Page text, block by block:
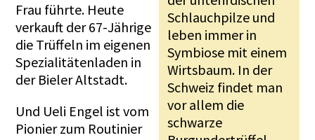
Schlauchpilze und
leben immer in
Symbiose mit einem
Wirtsbaum. In der
Schweiz findet man
vor allem die
schwarze
Frau führte. Heute
verkauft der 67-Jährige
die Trüffeln im eigenen
Spezialitätenladen in
der Bieler Altstadt.
Und Ueli Engel ist vom
Pionier zum Routinier